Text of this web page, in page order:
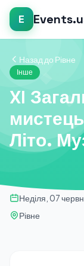
E
Назад до Рівне
Інше
XI
Літо.
Неділя, 07
Рівне